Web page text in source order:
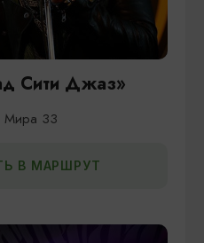
Сити Джаз»
Мира 33
В МАРШРУТ